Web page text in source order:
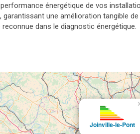
énergétique de vos
une amélioration tangible
dans le diagnostic énergétique.
Joinville-le-Pont